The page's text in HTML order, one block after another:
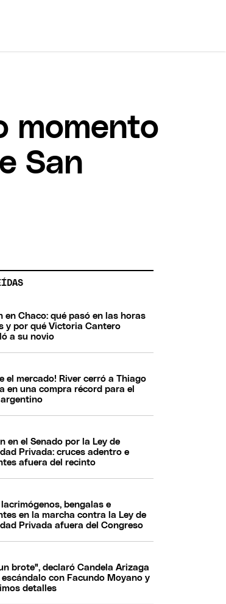
momento
San
en Chaco: qué pasó en las horas
y por qué Victoria Cantero
a su novio
el mercado! River cerró a Thiago
en una compra récord para el
en el Senado por la Ley de
Privada: cruces adentro e
afuera del recinto
lacrimógenos, bengalas e
en la marcha contra la Ley de
Privada afuera del Congreso
brote", declaró Candela Arizaga
con Facundo Moyano y
detalles